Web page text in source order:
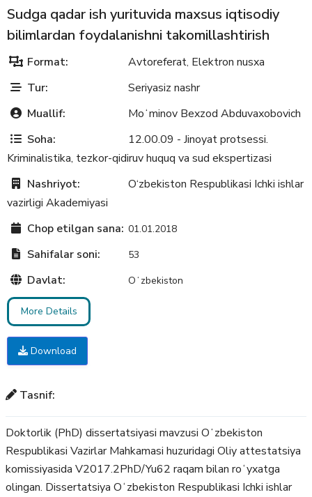
Sudga qadar ish yurituvida maxsus iqtisodiy
bilimlardan foydalanishni takomillashtirish
Format: Avtoreferat, Elektron nusxa
Tur:
Seriyasiz nashr
Muallif:
Moʻminov Bexzod Abduvaxobovich
Soha:
12.00.09 - Jinoyat protsessi.
Kriminalistika, tezkor-qidiruv huquq va sud ekspertizasi
Nashriyot:
O‘zbekiston Respublikasi Ichki ishlar
vazirligi Akademiyasi
Chop etilgan sana: 01.01.2018
Sahifalar soni: 53
Davlat: Oʻzbekiston
More Details
Download
Tasnif:
Doktorlik (PhD) dissertatsiyasi mavzusi Oʻzbekiston
Respublikasi Vazirlar Mahkamasi huzuridagi Oliy attestatsiya
komissiyasida V2017.2PhD/Yu62 raqam bilan roʻyxatga
olingan. Dissertatsiya Oʻzbekiston Respublikasi Ichki ishlar